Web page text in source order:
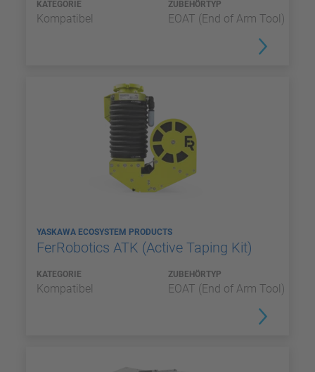
KATEGORIE
Kompatibel
ZUBEHÖRTYP
EOAT (End of Arm Tool)
YASKAWA ECOSYSTEM PRODUCTS
FerRobotics ATK (Active Taping Kit)
KATEGORIE
Kompatibel
ZUBEHÖRTYP
EOAT (End of Arm Tool)